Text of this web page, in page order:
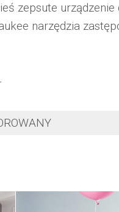
zepsute
narzędzia